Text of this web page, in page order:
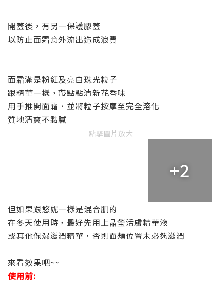
開蓋後，有另一保護膠蓋
以防止面霜意外流出造成浪費
面霜滿是粉紅及亮白珠光粒子
跟精華一樣，帶點點清新花香味
用手推開面霜．並將粒子按摩至完全溶化
質地清爽不黏膩
點擊圖片放大
+2
但如果跟悠妮一樣是混合肌的
在冬天使用時，最好先用上晶瑩活膚精華液
或其他保濕滋潤精華，否則面頰位置未必夠滋潤
來看效果吧~~
使用前: